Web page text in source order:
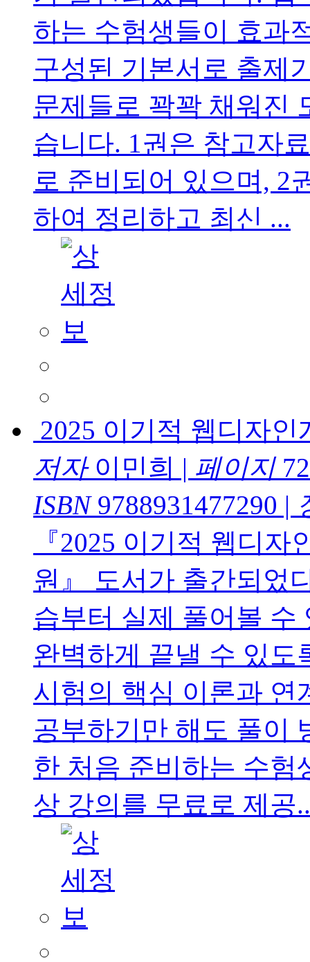
하는 수험생들이 효과
구성된 기본서로 출제
문제들로 꽉꽉 채워진
습니다. 1권은 참고자
로 준비되어 있으며, 2
하여 정리하고 최신 ...
2025 이기적 웹디자
저자이민희 | 페이지
ISBN9788931477290 |
『2025 이기적 웹디
원』 도서가 출간되었
습부터 실제 풀어볼 수
완벽하게 끝낼 수 있도
시험의 핵심 이론과 연
공부하기만 해도 풀이
한 처음 준비하는 수험
상 강의를 무료로 제공